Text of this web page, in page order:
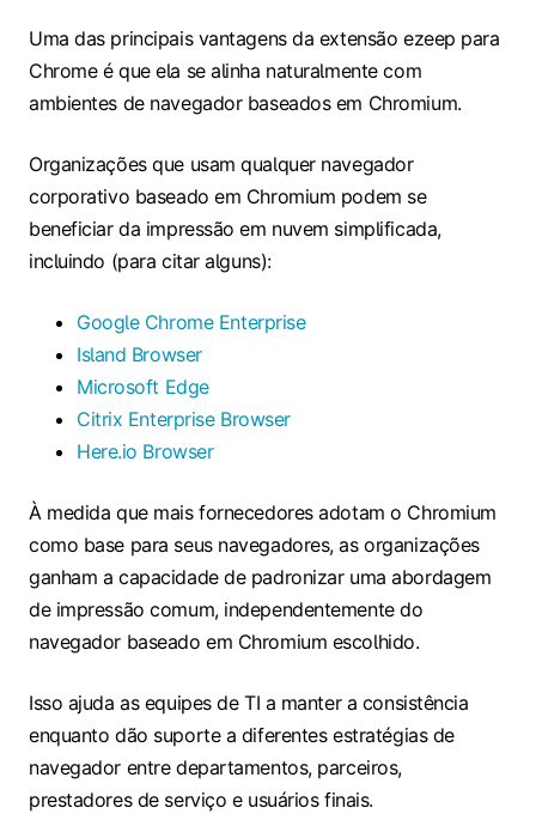
Uma das principais vantagens da extensão ezeep para
Chrome é que ela se alinha naturalmente com
ambientes de navegador baseados em Chromium.
Organizações que usam qualquer navegador
corporativo baseado em Chromium podem se
beneficiar da impressão em nuvem simplificada,
incluindo (para citar alguns):
Google Chrome Enterprise
Island Browser
Microsoft Edge
Citrix Enterprise Browser
Here.io Browser
À medida que mais fornecedores adotam o Chromium
como base para seus navegadores, as organizações
ganham a capacidade de padronizar uma abordagem
de impressão comum, independentemente do
navegador baseado em Chromium escolhido.
Isso ajuda as equipes de TI a manter a consistência
enquanto dão suporte a diferentes estratégias de
navegador entre departamentos, parceiros,
prestadores de serviço e usuários finais.